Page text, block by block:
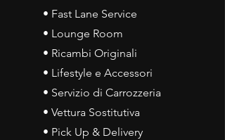
• Fast Lane Service
• Lounge Room
• Ricambi Originali
• Lifestyle e Accessori
• Servizio di Carrozzeria
• Vettura Sostitutiva
• Pick Up & Delivery